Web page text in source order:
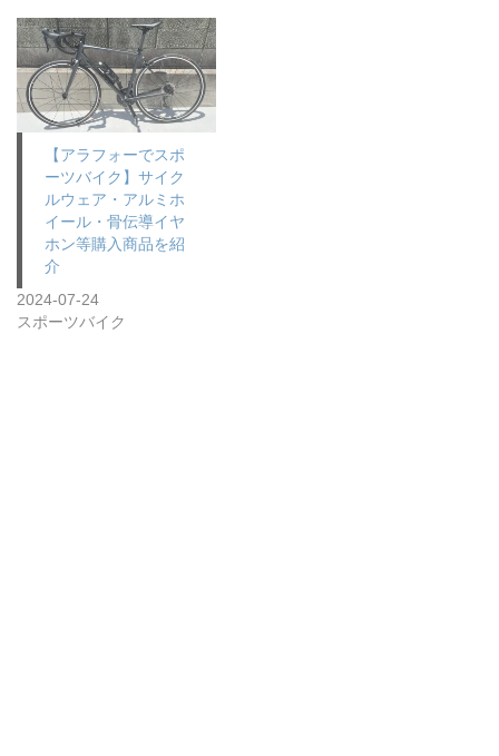
【アラフォーでスポ
ーツバイク】サイク
ルウェア・アルミホ
イール・骨伝導イヤ
ホン等購入商品を紹
介
2024-07-24
スポーツバイク